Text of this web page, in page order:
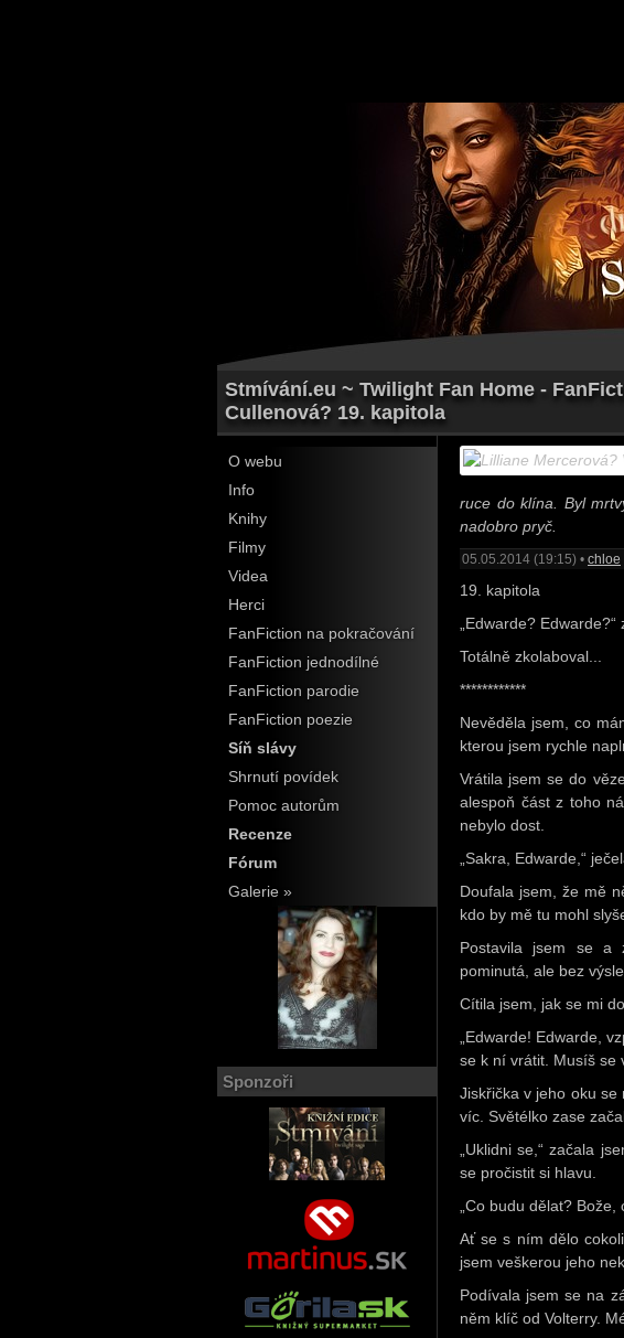
Stmívání.eu ~ Twilight Fan Home -
Cullenová? 19. kapitola
O webu
Info
Knihy
Filmy
Videa
Herci
FanFiction na pokračování
FanFiction jednodílné
FanFiction parodie
FanFiction poezie
Síň slávy
Shrnutí povídek
Pomoc autorům
Recenze
Fórum
Galerie »
Sponzoři
ruce do klína. Byl
nadobro pryč.
05.05.2014 (19:15) • chloe
19. kapitola
„Edwarde?
Totálně zkolaboval...
************
Nevěděla jsem, co
kterou jsem rychle
Vrátila jsem se do
alespoň část z toho
nebylo dost.
„Sakra, Edwarde,“
Doufala jsem, že mě
kdo by mě tu mohl
Postavila jsem se a
pominutá, ale bez
Cítila jsem, jak se mi
„Edwarde! Edwarde,
se k ní vrátit. Musíš se
Jiskřička v jeho oku se
víc. Světélko zase
„Uklidni se,“ začala
se pročistit si hlavu.
„Co budu dělat? Bože,
Ať se s ním dělo
jsem veškerou jeho
Podívala jsem se na
něm klíč od Volterry.